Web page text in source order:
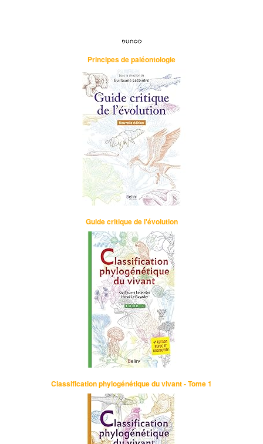
Principes de paléontologie
Guide critique de l'évolution
Classification phylogénétique du vivant - Tome 1